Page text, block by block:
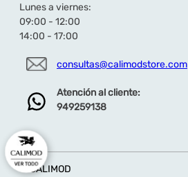
Lunes a viernes:
09:00 - 12:00
14:00 - 17:00
consultas@calimodstore.com
Atención al cliente:
949259138
CALIMOD